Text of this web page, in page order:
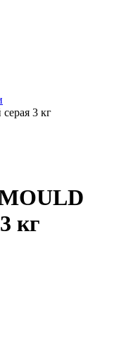
3 кг
кг